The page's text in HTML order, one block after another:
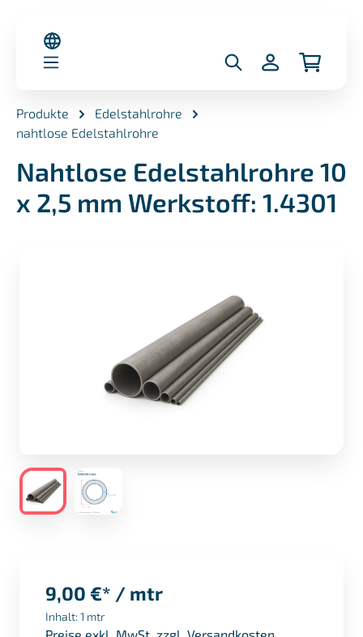
Produkte
Edelstahlrohre
nahtlose Edelstahlrohre
Nahtlose Edelstahlrohre 10
x 2,5 mm Werkstoff: 1.4301
9,00 €* / mtr
Inhalt: 1 mtr